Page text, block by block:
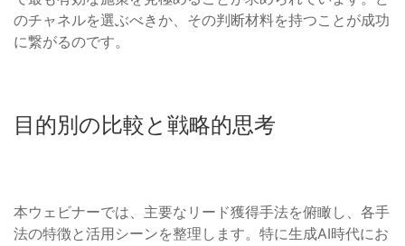
のチャネルを選ぶべきか、その判断材料を持つことが成功
に繋がるのです。
目的別の比較と戦略的思考
本ウェビナーでは、主要なリード獲得手法を俯瞰し、各手
法の特徴と活用シーンを整理します。特に生成AI時代にお